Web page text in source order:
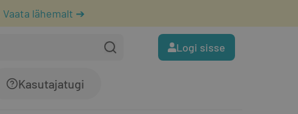
Vaata lähemalt ➔
Logi sisse
Kasutajatugi